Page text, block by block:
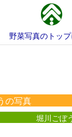
野菜写真のトッ
の写真
堀川ごぼ